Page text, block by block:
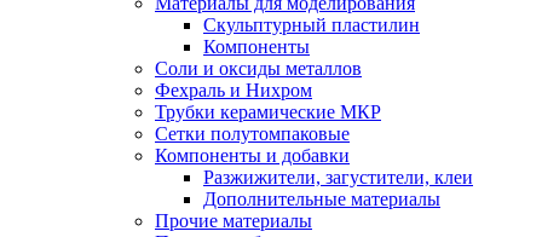
Скульптурный пластилин
Компоненты
Соли и оксиды металлов
Фехраль и Нихром
Трубки керамические МКР
Сетки полутомпаковые
Компоненты и добавки
Разжижители, загустители, клеи
Дополнительные материалы
Прочие материалы